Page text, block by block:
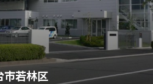
市若林区